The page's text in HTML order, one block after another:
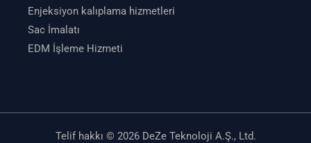
Enjeksiyon kalıplama hizmetleri
Sac İmalatı
EDM İşleme Hizmeti
Telif hakkı © 2026 DeZe Teknoloji A.Ş., Ltd.